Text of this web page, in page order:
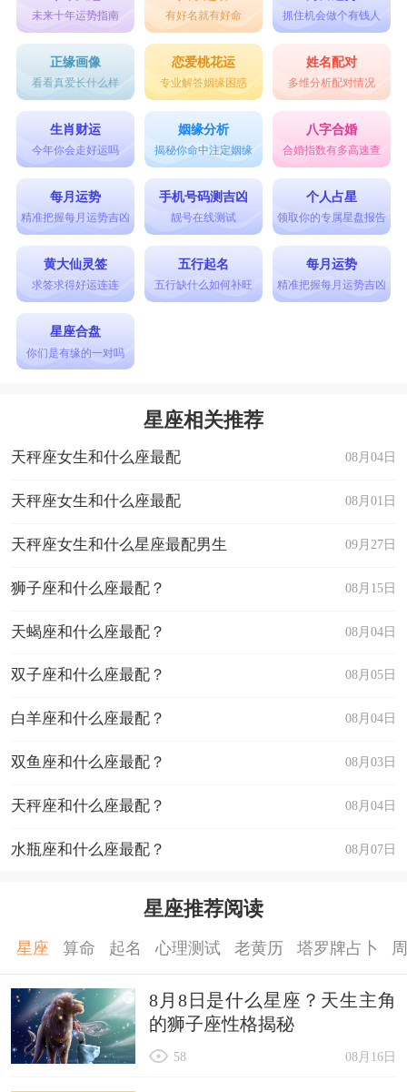
未来十年运势指南 有好名就有好命 抓住机会做个有钱人
正缘画像
看看真爱长什么样
恋爱桃花运
专业解答姻缘困惑
姓名配对
多维分析配对情况
生肖财运
今年你会走好运吗
姻缘分析
揭秘你命中注定姻缘
八字合婚
合婚指数有多高速查
每月运势
精准把握每月运势吉凶
手机号码测吉凶
靓号在线测试
个人占星
领取你的专属星盘报告
黄大仙灵签
求签求得好运连连
五行起名
五行缺什么如何补旺
每月运势
精准把握每月运势吉凶
星座合盘
你们是有缘的一对吗
星座相关推荐
08月04日
天秤座女生和什么座最配
08月01日
天秤座女生和什么座最配
09月27日
天秤座女生和什么星座最配男生
08月15日
狮子座和什么座最配？
08月04日
天蝎座和什么座最配？
08月05日
双子座和什么座最配？
08月04日
白羊座和什么座最配？
08月03日
双鱼座和什么座最配？
08月04日
天秤座和什么座最配？
08月07日
水瓶座和什么座最配？
星座推荐阅读
星座 算命 起名 心理测试 老黄历 塔罗牌占卜
8月8日是什么星座？天生主角
的狮子座性格揭秘
08月16日
58